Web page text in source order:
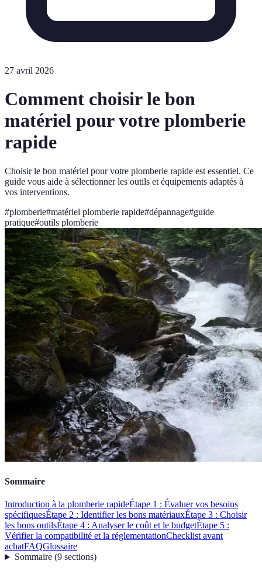
27 avril 2026
Comment choisir le bon
matériel pour votre plomberie
rapide
Choisir le bon matériel pour votre plomberie rapide est essentiel. Ce
guide vous aide à sélectionner les outils et équipements adaptés à
vos interventions.
#plomberie#matériel plomberie rapide#dépannage#guide
pratique#outils plomberie
Sommaire
Introduction à la plomberie rapideÉtape 1 : Évaluer vos besoins
spécifiquesÉtape 2 : Identifier les bons matériauxÉtape 3 : Choisir
les bons outilsÉtape 4 : Analyser le coût et le budgetÉtape 5 :
Vérifier la compatibilité et la réglementationChecklist avant
achatFAQGlossaire
Sommaire(9 sections)